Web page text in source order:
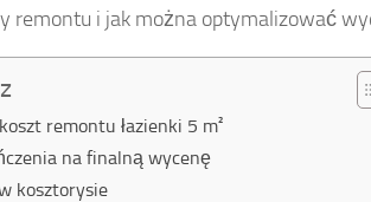
remontu i jak można optymalizować
remontu łazienki 5 m²
na finalną wycenę
kosztorysie